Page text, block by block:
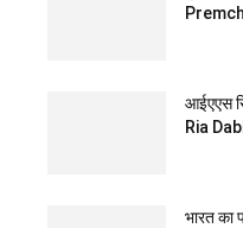
आईएएस
Ria
भारत का